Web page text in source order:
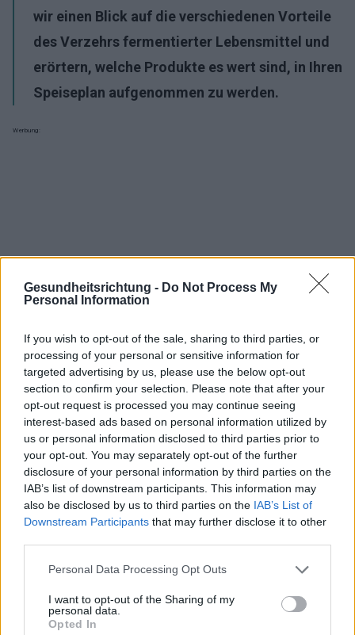
Gesundheitsrichtung - Do Not Process My
Personal Information
If you wish to opt-out of the sale, sharing to third parties, or
processing of your personal or sensitive information for
targeted advertising by us, please use the below opt-out
section to confirm your selection. Please note that after your
opt-out request is processed you may continue seeing
interest-based ads based on personal information utilized by
us or personal information disclosed to third parties prior to
your opt-out. You may separately opt-out of the further
disclosure of your personal information by third parties on the
IAB’s list of downstream participants. This information may
also be disclosed by us to third parties on the IAB’s List of
Downstream Participants that may further disclose it to other
Please note that this website/app uses one or more Google
not limited to your visit or usage behaviour. You may click to
grant or deny consent to Google and its third-party tags to
use your data for below specified purposes in below Google
Personal Data Processing Opt Outs
I want to opt-out of the Sharing of my
personal data.
Opted In
wir einen Blick auf die verschiedenen Vorteile
des Verzehrs fermentierter Lebensmittel und
erörtern, welche Produkte es wert sind, in Ihren
Speiseplan aufgenommen zu werden.
Werbung:
Interessant? Teilen sie es auf Facebook!
Möchten Sie auf dem Laufenden bleiben?
Folgen Sie uns auf
Goo gle
News
Diät Fermentierte produkte